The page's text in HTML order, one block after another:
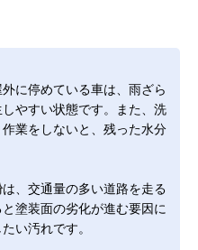
に停めている車は、雨ざら
やすい状態です。また、洗
業をしないと、残った水分
は、交通量の多い道路を走る
塗装面の劣化が進む要因に
い汚れです。